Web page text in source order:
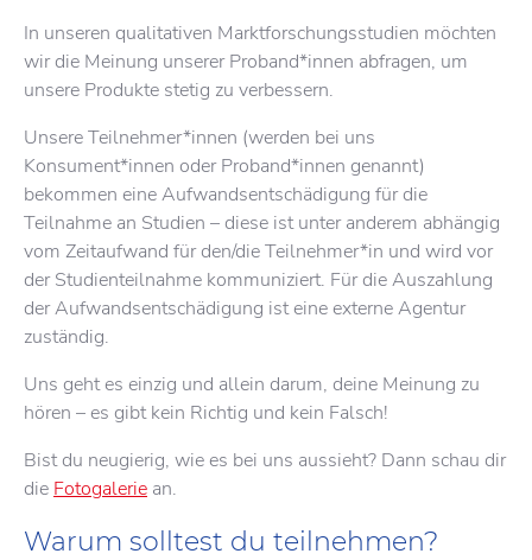
In unseren qualitativen Marktforschungsstudien möchten
wir die Meinung unserer Proband*innen abfragen, um
unsere Produkte stetig zu verbessern.
Unsere Teilnehmer*innen (werden bei uns
Konsument*innen oder Proband*innen genannt)
bekommen eine Aufwandsentschädigung für die
Teilnahme an Studien – diese ist unter anderem abhängig
vom Zeitaufwand für den/die Teilnehmer*in und wird vor
der Studienteilnahme kommuniziert. Für die Auszahlung
der Aufwandsentschädigung ist eine externe Agentur
zuständig.
Uns geht es einzig und allein darum, deine Meinung zu
hören – es gibt kein Richtig und kein Falsch!
Bist du neugierig, wie es bei uns aussieht? Dann schau dir
die Fotogalerie an.
Warum solltest du teilnehmen?